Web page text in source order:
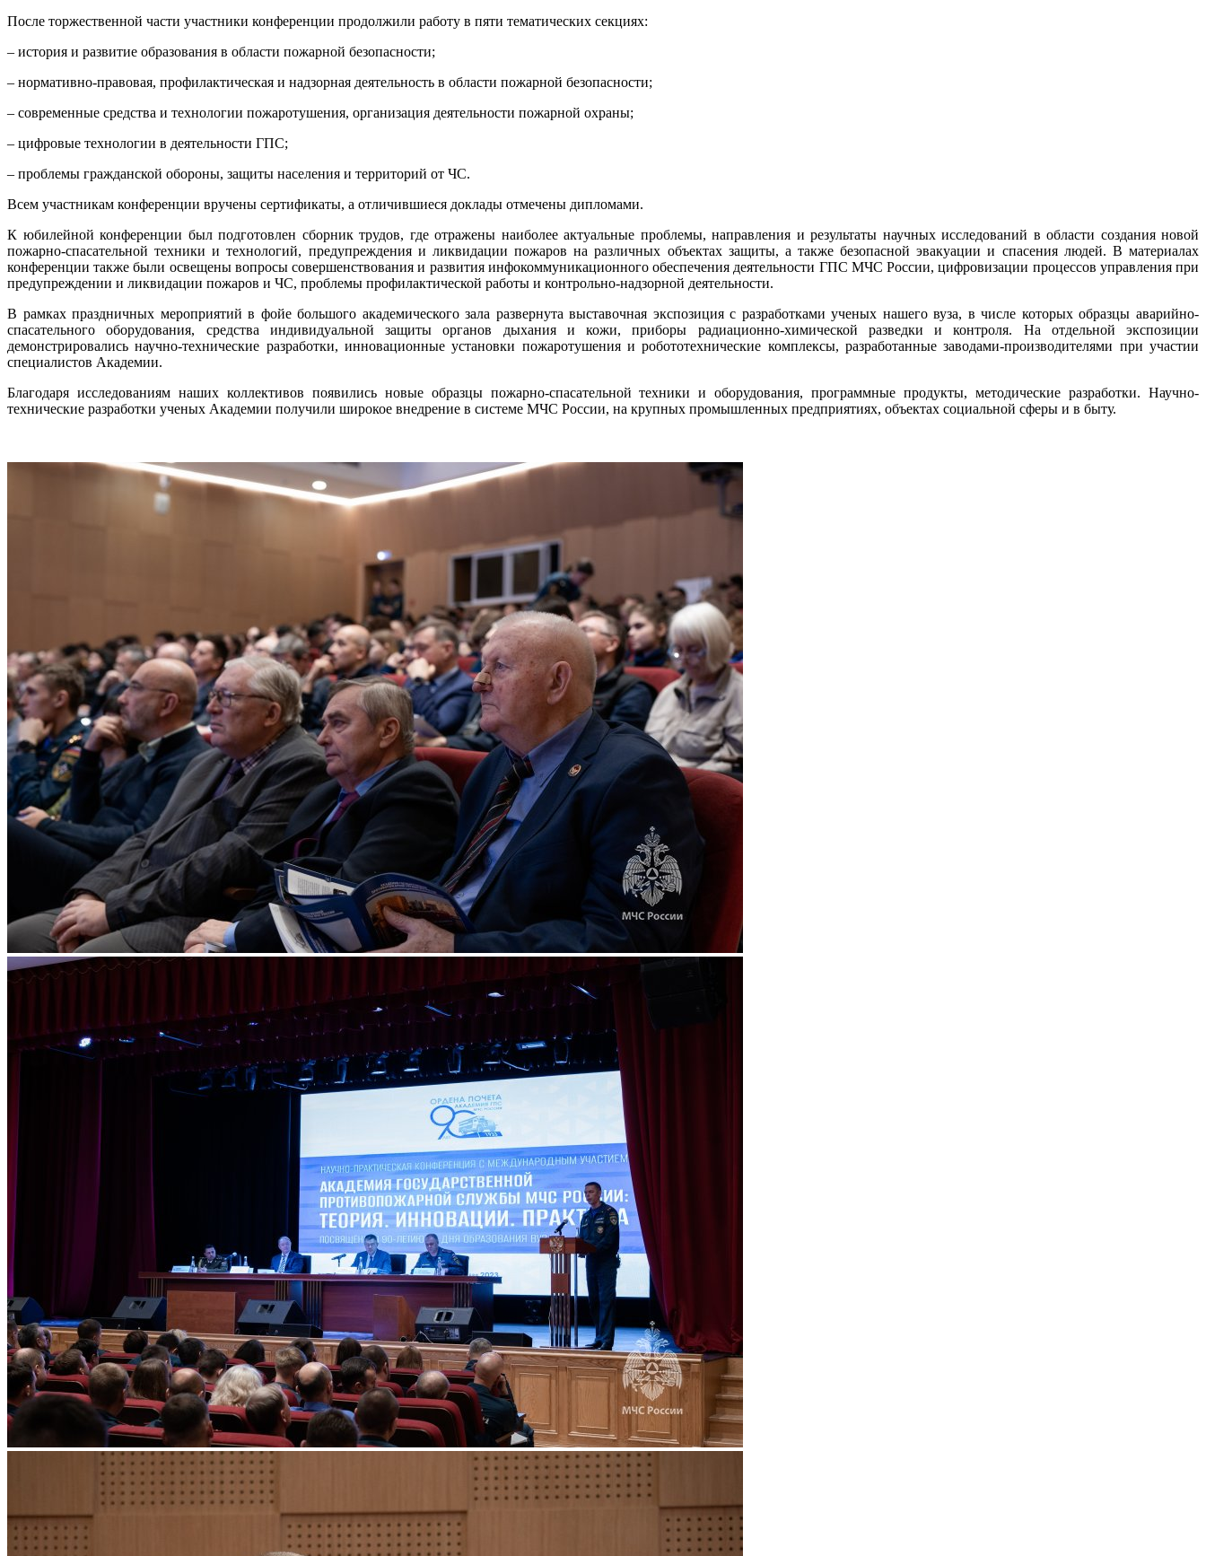
После торжественной части участники конференции продолжили работу в пяти тематических секциях:
– история и развитие образования в области пожарной безопасности;
– нормативно-правовая, профилактическая и надзорная деятельность в области пожарной безопасности;
– современные средства и технологии пожаротушения, организация деятельности пожарной охраны;
– цифровые технологии в деятельности ГПС;
– проблемы гражданской обороны, защиты населения и территорий от ЧС.
Всем участникам конференции вручены сертификаты, а отличившиеся доклады отмечены дипломами.
К юбилейной конференции был подготовлен сборник трудов, где отражены наиболее актуальные проблемы, направления и результаты научных исследований в области создания новой
пожарно-спасательной техники и технологий, предупреждения и ликвидации пожаров на различных объектах защиты, а также безопасной эвакуации и спасения людей. В материалах
конференции также были освещены вопросы совершенствования и развития инфокоммуникационного обеспечения деятельности ГПС МЧС России, цифровизации процессов управления при
предупреждении и ликвидации пожаров и ЧС, проблемы профилактической работы и контрольно-надзорной деятельности.
В рамках праздничных мероприятий в фойе большого академического зала развернута выставочная экспозиция с разработками ученых нашего вуза, в числе которых образцы аварийно-
спасательного оборудования, средства индивидуальной защиты органов дыхания и кожи, приборы радиационно-химической разведки и контроля. На отдельной экспозиции
демонстрировались научно-технические разработки, инновационные установки пожаротушения и робототехнические комплексы, разработанные заводами-производителями при участии
специалистов Академии.
Благодаря исследованиям наших коллективов появились новые образцы пожарно-спасательной техники и оборудования, программные продукты, методические разработки. Научно-
технические разработки ученых Академии получили широкое внедрение в системе МЧС России, на крупных промышленных предприятиях, объектах социальной сферы и в быту.